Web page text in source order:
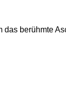
das berühmte